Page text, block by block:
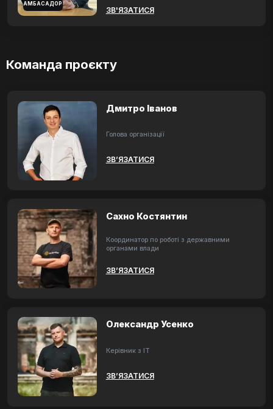
АМБАСАДОР
ЗВ'ЯЗАТИСЯ
Команда проєкту
Дмитро Іванов
Голова організації
ЗВ’ЯЗАТИСЯ
Сахно Костянтин
Координатор по роботі з державними
органами влади
ЗВ’ЯЗАТИСЯ
Олександр Усенко
Керівник з ІТ
ЗВ’ЯЗАТИСЯ